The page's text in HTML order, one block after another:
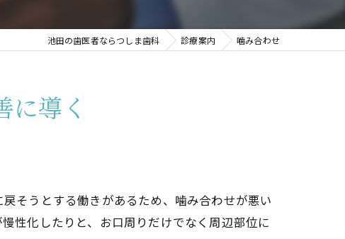
池田の歯医者ならつしま歯科 診療案内 噛み合わせ
に導く
そうとする働きがあるため、噛み合わせが悪い
性化したりと、お口周りだけでなく周辺部位に